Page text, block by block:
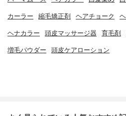
カーラー 縮毛矯正剤 ヘアチョーク
ヘナカラー 頭皮マッサージ器 育毛剤
増毛パウダー 頭皮ケアローション